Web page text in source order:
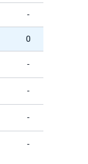
-
0
-
-
-
-